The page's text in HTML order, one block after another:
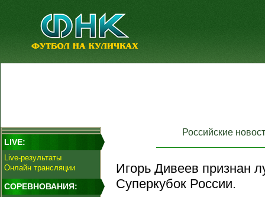
LIVE:
Live-результаты
Онлайн трансляции
СОРЕВНОВАНИЯ:
Российские
Игорь Дивеев признан
Суперкубок России.